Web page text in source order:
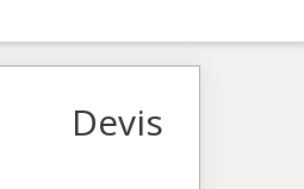
Devis